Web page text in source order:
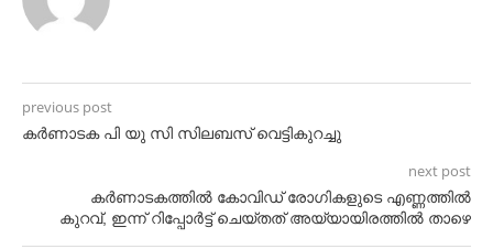
previous post
കർണാടക പി യു സി സിലബസ് വെട്ടികുറച്ചു
next post
കർണാടകത്തിൽ കോവിഡ് രോഗികളുടെ എണ്ണത്തിൽ
കുറവ്, ഇന്ന് റിപ്പോർട്ട്‌ ചെയ്തത് അയ്യായിരത്തിൽ താഴെ